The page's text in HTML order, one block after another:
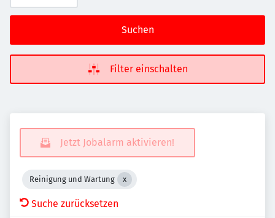
Suchen
Filter einschalten
Jetzt Jobalarm aktivieren!
Reinigung und Wartung
Suche zurücksetzen